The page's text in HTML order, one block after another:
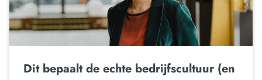
Dit bepaalt de echte bedrijfscultuur (en